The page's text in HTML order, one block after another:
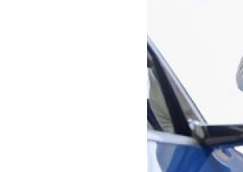
Mietwagen
24h – Notdienst